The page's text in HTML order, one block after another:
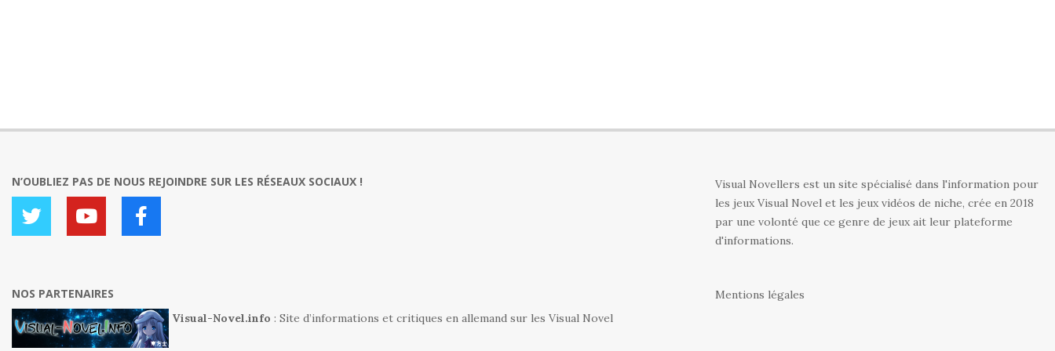
N’OUBLIEZ PAS DE NOUS REJOINDRE SUR LES RÉSEAUX SOCIAUX !
NOS PARTENAIRES
Visual-Novel.info : Site d’informations et critiques en allemand sur les Visual Novel
Visual Novellers est un site spécialisé dans l'information pour
les jeux Visual Novel et les jeux vidéos de niche, crée en 2018
par une volonté que ce genre de jeux ait leur plateforme
d'informations.
Mentions légales